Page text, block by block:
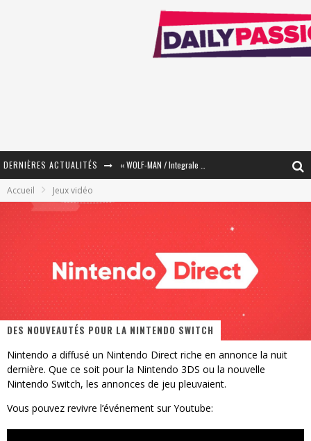
DERNIÈRES ACTUALITÉS
« WOLF-MAN / Integrale Tomes 1 et 2 » - Cruelle Vengeance !
« The Broken Ring / This Mariage Will Fail Anyway » (Tome 2) – Préparer sa vengeance…
Star Fox
PsyRiver 2026 : la magie revient sur les rives de l’Aar
« MOFUSAND / Parler Japonais » – Des Expressions Pratiques !
Assassin's Creed Black Flag Resynced
« Damn Them All » - Un duo de Choc !
Accueil Jeux vidéo
DES NOUVEAUTÉS POUR LA NINTENDO SWITCH
Nintendo a diffusé un Nintendo Direct riche en annonce la nuit
dernière. Que ce soit pour la Nintendo 3DS ou la nouvelle
Nintendo Switch, les annonces de jeu pleuvaient.
Vous pouvez revivre l’événement sur Youtube: